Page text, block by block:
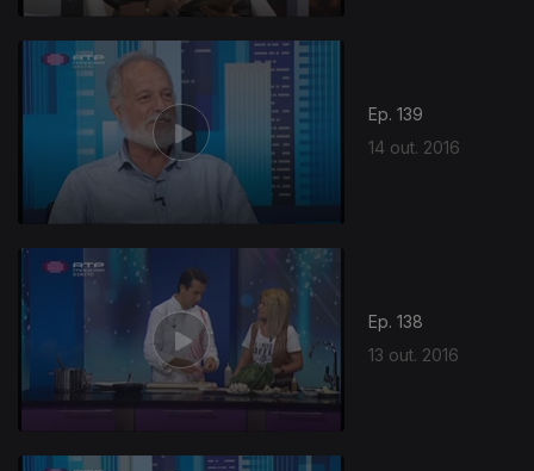
Ep. 139
14 out. 2016
Ep. 138
13 out. 2016